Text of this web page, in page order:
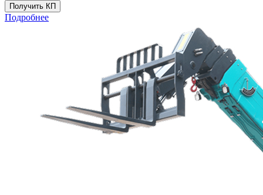
Получить КП
Подробнее